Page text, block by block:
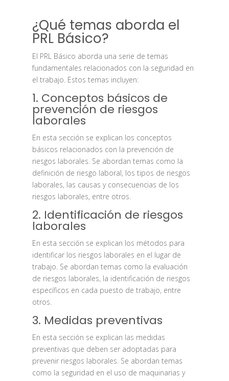
¿Qué temas aborda el
PRL Básico?
El PRL Básico aborda una serie de temas
fundamentales relacionados con la seguridad en
el trabajo. Estos temas incluyen:
1. Conceptos básicos de
prevención de riesgos
laborales
En esta sección se explican los conceptos
básicos relacionados con la prevención de
riesgos laborales. Se abordan temas como la
definición de riesgo laboral, los tipos de riesgos
laborales, las causas y consecuencias de los
riesgos laborales, entre otros.
2. Identificación de riesgos
laborales
En esta sección se explican los métodos para
identificar los riesgos laborales en el lugar de
trabajo. Se abordan temas como la evaluación
de riesgos laborales, la identificación de riesgos
específicos en cada puesto de trabajo, entre
otros.
3. Medidas preventivas
En esta sección se explican las medidas
preventivas que deben ser adoptadas para
prevenir riesgos laborales. Se abordan temas
como la seguridad en el uso de maquinarias y